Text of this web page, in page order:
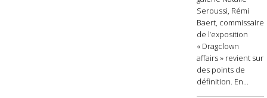
Seroussi, Rémi
Baert, commissaire
de l’exposition
« Dragclown
affairs » revient sur
des points de
définition. En...